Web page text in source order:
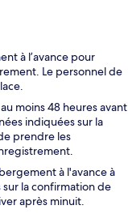
à l’avance pour
Le personnel de
moins 48 heures avant
indiquées sur la
prendre les
à l'avance à
la confirmation de
après minuit.